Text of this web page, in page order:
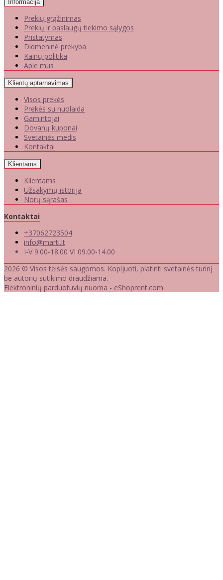
Informacija
Prekių grąžinimas
Prekių ir paslaugų tiekimo sąlygos
Pristatymas
Didmeninė prekyba
Kainų politika
Apie mus
Klientų aptarnavimas
Visos prekės
Prekės su nuolaida
Gamintojai
Dovanų kuponai
Svetainės medis
Kontaktai
Klientams
Klientams
Užsakymų istorija
Norų sąrašas
Kontaktai
+37062723504
info@marti.lt
I-V 9.00-18.00 VI 09.00-14.00
2026 © Visos teisės saugomos. Kopijuoti, platinti svetainės turinį
be autorių sutikimo draudžiama.
Elektroninių parduotuvių nuoma - eShoprent.com